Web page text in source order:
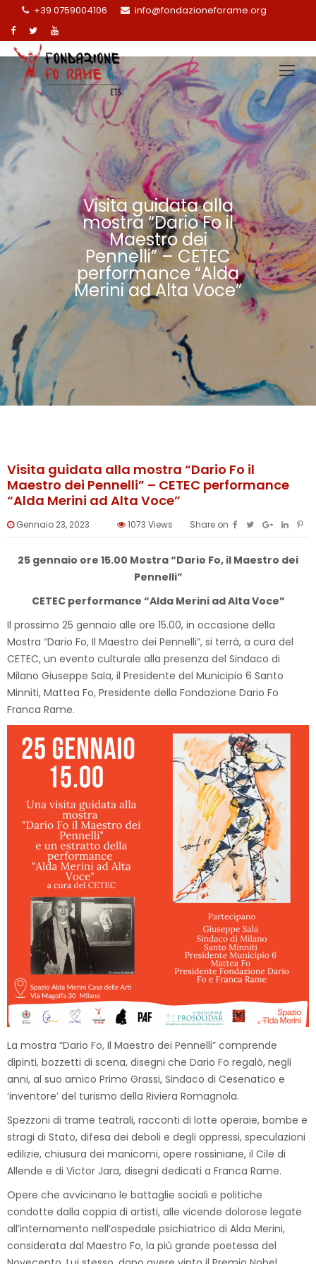
+39 0759004106 info@fondazioneforame.org
Visita guidata alla
mostra “Dario Fo il
Maestro dei
Pennelli” – CETEC
performance “Alda
Merini ad Alta Voce”
Visita guidata alla mostra “Dario Fo il
Maestro dei Pennelli” – CETEC performance
“Alda Merini ad Alta Voce”
Gennaio 23, 2023 1073 Views Share on
25 gennaio ore 15.00 Mostra “Dario Fo, il Maestro dei
Pennelli”
CETEC performance “Alda Merini ad Alta Voce”
Il prossimo 25 gennaio alle ore 15.00, in occasione della
Mostra “Dario Fo, Il Maestro dei Pennelli”, si terrà, a cura del
CETEC, un evento culturale alla presenza del Sindaco di
Milano Giuseppe Sala, il Presidente del Municipio 6 Santo
Minniti, Mattea Fo, Presidente della Fondazione Dario Fo
Franca Rame.
La mostra “Dario Fo, Il Maestro dei Pennelli” comprende
dipinti, bozzetti di scena, disegni che Dario Fo regalò, negli
anni, al suo amico Primo Grassi, Sindaco di Cesenatico e
‘inventore’ del turismo della Riviera Romagnola.
Spezzoni di trame teatrali, racconti di lotte operaie, bombe e
stragi di Stato, difesa dei deboli e degli oppressi, speculazioni
edilizie, chiusura dei manicomi, opere rossiniane, il Cile di
Allende e di Victor Jara, disegni dedicati a Franca Rame.
Opere che avvicinano le battaglie sociali e politiche
condotte dalla coppia di artisti, alle vicende dolorose legate
all’internamento nell’ospedale psichiatrico di Alda Merini,
considerata dal Maestro Fo, la più grande poetessa del